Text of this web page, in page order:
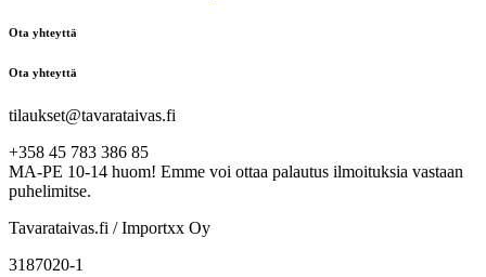
Ota yhteyttä
Ota yhteyttä
tilaukset@tavarataivas.fi
+358 45 783 386 85
MA-PE 10-14 huom! Emme voi ottaa palautus ilmoituksia vastaan
puhelimitse.
Tavarataivas.fi / Importxx Oy
3187020-1